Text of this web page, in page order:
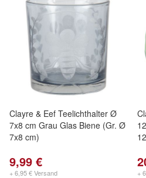
Clayre & Eef Teelichthalter Ø
7x8 cm Grau Glas Biene (Gr. Ø
7x8 cm)
9,99 €
+ 6,95 € Versand +